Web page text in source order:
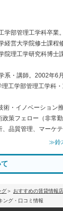
学部管理工学科卒業。
経営大学院修士課程修
院理工学研究科博士
系・講師。2002年6
工学部管理工学科
術・イノベーション
策フェロー（非常勤
品質管理、マーケテ
≫鈴
グ おすすめの賃貸情報
ング・口コミ情報